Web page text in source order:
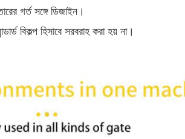
গর্ত সঙ্গে ডিজাইন।
বিকল্প হিসাবে সরবরাহ করা হয় না।